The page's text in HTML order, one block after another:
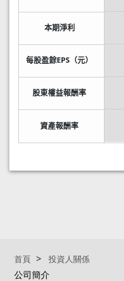
本期淨利
每股盈餘EPS（元）
股東權益報酬率
資產報酬率
首頁 投資人關係
公司簡介